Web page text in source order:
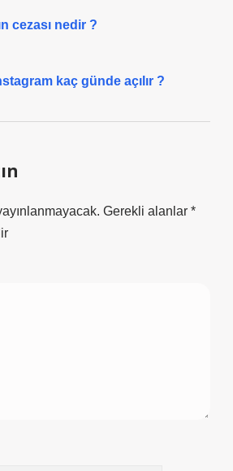
cezası nedir ?
kaç günde açılır ?
Gerekli alanlar *